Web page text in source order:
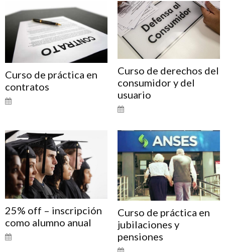
Curso de práctica en
contratos
Curso de derechos del
consumidor y del
usuario
25% off – inscripción
como alumno anual
Curso de práctica en
jubilaciones y
pensiones